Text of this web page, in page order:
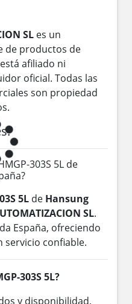
SL es un
de productos de
afiliado ni
oficial. Todas las
son propiedad
303S 5L de
5L de Hansung
SL.
España, ofreciendo
servicio confiable.
303S 5L?
y disponibilidad,